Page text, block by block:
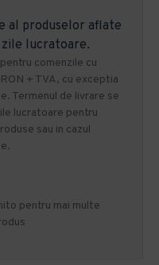
al produselor aflate
zile lucratoare.
comenzile cu
+ TVA, cu exceptia
Termenul de livrare se
lucratoare pentru
sau in cazul
pentru mai multe